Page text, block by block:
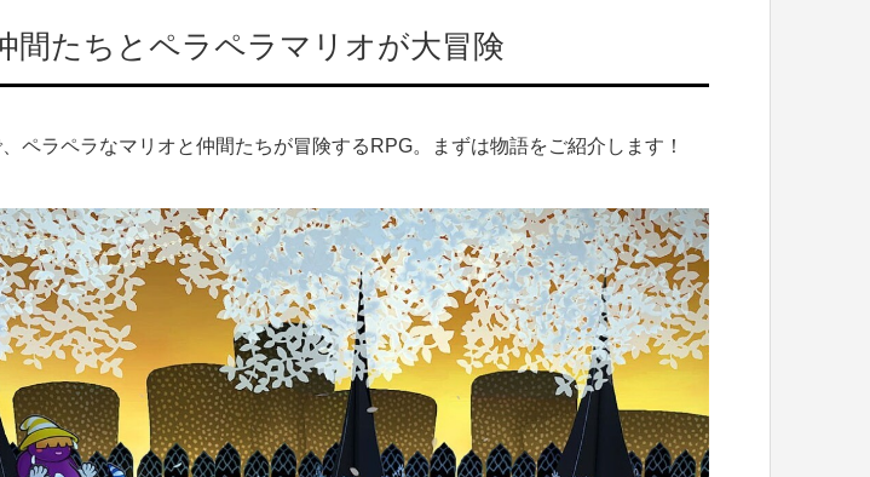
間たちとペラペラマリオが大冒険
ペラペラなマリオと仲間たちが冒険するRPG。まずは物語をご紹介します！